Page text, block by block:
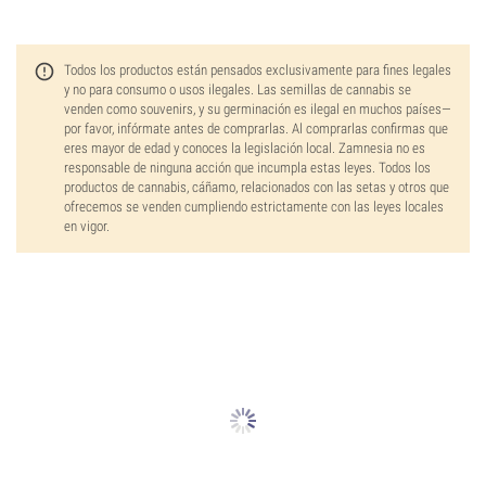
Todos los productos están pensados exclusivamente para fines legales
y no para consumo o usos ilegales. Las semillas de cannabis se
venden como souvenirs, y su germinación es ilegal en muchos países—
por favor, infórmate antes de comprarlas. Al comprarlas confirmas que
eres mayor de edad y conoces la legislación local. Zamnesia no es
responsable de ninguna acción que incumpla estas leyes. Todos los
productos de cannabis, cáñamo, relacionados con las setas y otros que
ofrecemos se venden cumpliendo estrictamente con las leyes locales
en vigor.